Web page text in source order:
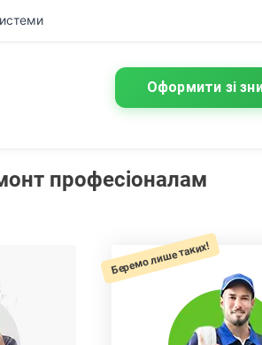
Оформити зі
професіоналам
Беремо лише таких!